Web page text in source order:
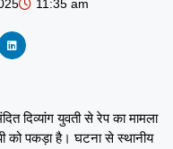
11:35 am
दिव्यांग युवती से रेप का मामला
को पकड़ा है। घटना से स्थानीय